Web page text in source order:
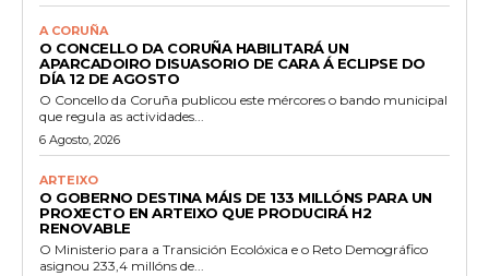
A CORUÑA
O CONCELLO DA CORUÑA HABILITARÁ UN
APARCADOIRO DISUASORIO DE CARA Á ECLIPSE DO
DÍA 12 DE AGOSTO
O Concello da Coruña publicou este mércores o bando municipal
que regula as actividades...
6 Agosto, 2026
ARTEIXO
O GOBERNO DESTINA MÁIS DE 133 MILLÓNS PARA UN
PROXECTO EN ARTEIXO QUE PRODUCIRÁ H2
RENOVABLE
O Ministerio para a Transición Ecolóxica e o Reto Demográfico
asignou 233,4 millóns de...